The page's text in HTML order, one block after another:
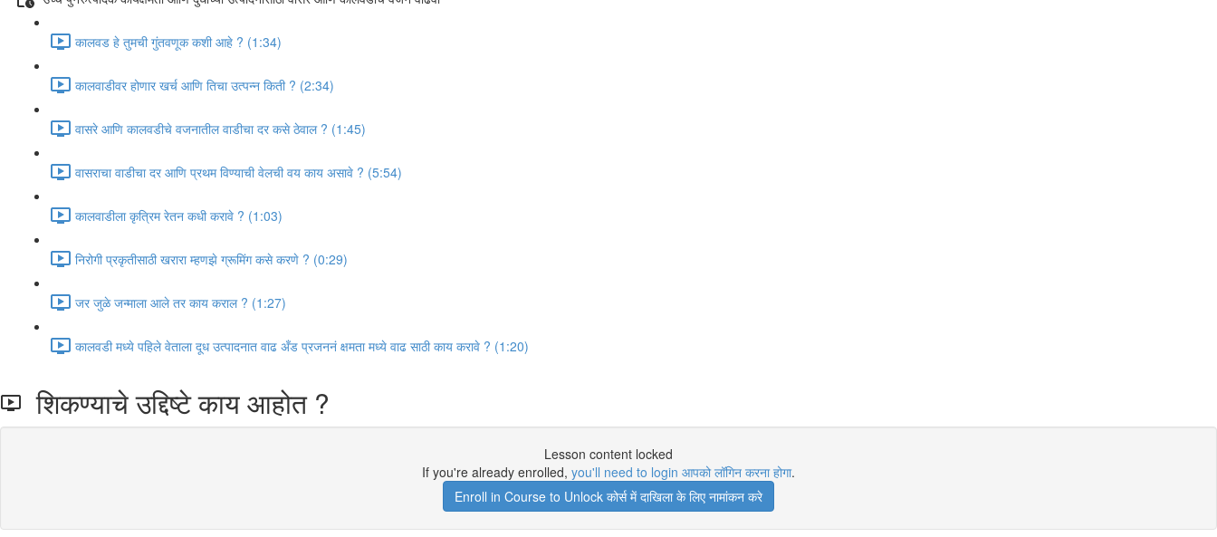
कालवड हे तुमची गुंतवणूक कशी आहे ? (1:34)
कालवाडीवर होणार खर्च आणि तिचा उत्पन्न किती ? (2:34)
वासरे आणि कालवडीचे वजनातील वाडीचा दर कसे ठेवाल ? (1:45)
वासराचा वाडीचा दर आणि प्रथम विण्याची वेलची वय काय असावे ? (5:54)
कालवाडीला कृत्रिम रेतन कधी करावे ? (1:03)
निरोगी प्रकृतीसाठी खरारा म्हणझे ग्रूमिंग कसे करणे ? (0:29)
जर जुळे जन्माला आले तर काय कराल ? (1:27)
कालवडी मध्ये पहिले वेताला दूध उत्पादनात वाढ अँड प्रजननं क्षमता मध्ये वाढ साठी काय करावे ? (1:20)
शिकण्याचे उद्दिष्टे काय आहोत ?
Lesson content locked
If you're already enrolled, you'll need to login आपको लॉगिन करना होगा.
Enroll in Course to Unlock कोर्स में दाखिला के लिए नामांकन करे